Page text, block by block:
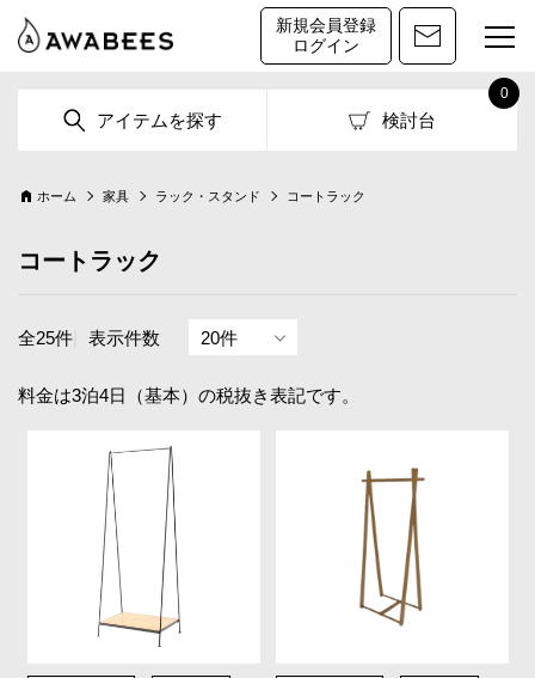
新規会員登録
ログイン
アイテムを探す 検討台
0
ホーム 家具 ラック・スタンド コートラック
コートラック
全25件 表示件数
料金は3泊4日（基本）の税抜き表記です。